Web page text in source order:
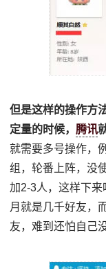
但是这样的操作方
定量的时候， 腾讯
就需要多号操作，
组，轮番上阵，没
加2-3人，这样下
月就是几千好友，
友，难到还怕自己